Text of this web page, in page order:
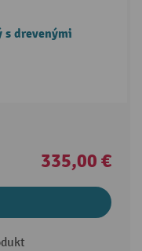
s drevenými
335,00 €